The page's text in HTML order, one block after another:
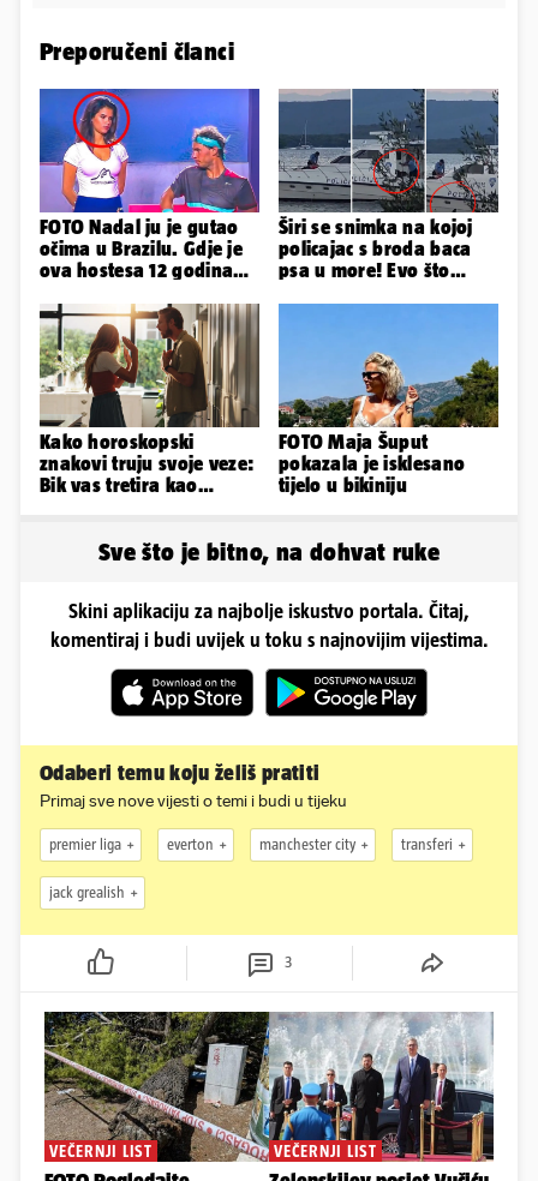
Preporučeni članci
FOTO Nadal ju je gutao
očima u Brazilu. Gdje je
ova hostesa 12 godina
Širi se snimka na kojoj
policajac s broda baca
psa u more! Evo što
Kako horoskopski
znakovi truju svoje veze:
Bik vas tretira kao
FOTO Maja Šuput
pokazala je isklesano
tijelo u bikiniju
Sve što je bitno, na dohvat ruke
Skini aplikaciju za najbolje iskustvo portala. Čitaj,
komentiraj i budi uvijek u toku s najnovijim vijestima.
Odaberi temu koju želiš pratiti
Primaj sve nove vijesti o temi i budi u tijeku
premier liga everton manchester city transferi
jack grealish
3